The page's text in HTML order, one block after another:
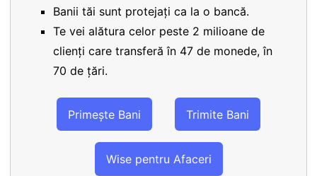
Banii tăi sunt protejați ca la o bancă.
Te vei alătura celor peste 2 milioane de
clienți care transferă în 47 de monede, în
70 de țări.
Primește Bani Trimite Bani
Wise pentru Afaceri